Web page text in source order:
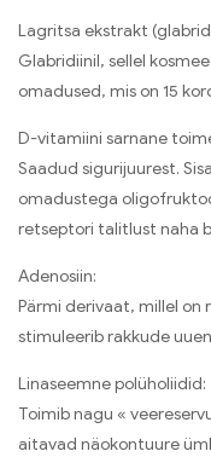
Lagritsa ekstrakt
Glabridiinil, sellel
omadused, mis on 15
D-vitamiini sarnane
Saadud sigurijuurest.
omadustega
retseptori talitlust naha
Adenosiin:
Pärmi derivaat, millel on
stimuleerib rakkude
Linaseemne polüholiidid:
Toimib nagu «
aitavad näokontuure